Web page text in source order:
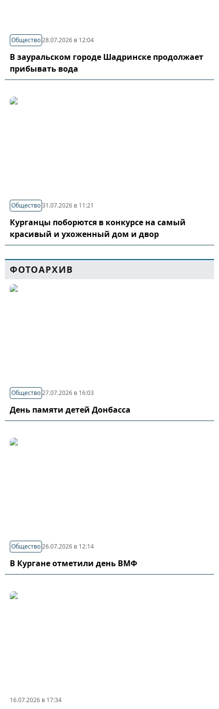
Общество28.07.2026 в 12:04
В зауральском городе Шадринске продолжает
прибывать вода
Общество31.07.2026 в 11:21
Курганцы поборются в конкурсе на самый
красивый и ухоженный дом и двор
ФОТОАРХИВ
Общество27.07.2026 в 16:03
День памяти детей Донбасса
Общество26.07.2026 в 12:14
В Кургане отметили день ВМФ
16.07.2026 в 17:34